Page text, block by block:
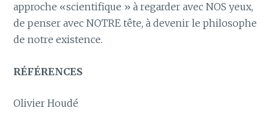
approche «scientifique » à regarder avec NOS yeux,
de penser avec NOTRE tête, à devenir le philosophe
de notre existence.
RÉFÉRENCES
Olivier Houdé